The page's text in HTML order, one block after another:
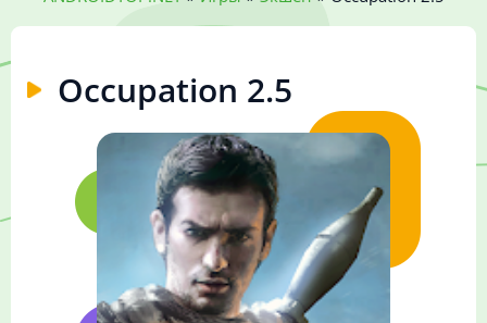
Occupation 2.5